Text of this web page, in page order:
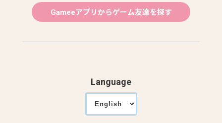
Gameeアプリからゲーム友達を探す
Language